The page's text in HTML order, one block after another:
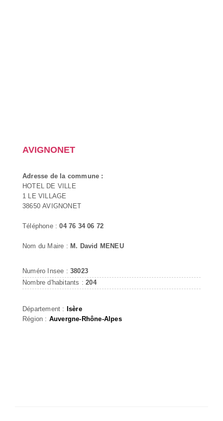
AVIGNONET
Adresse de la commune :
HOTEL DE VILLE
1 LE VILLAGE
38650 AVIGNONET
Téléphone :04 76 34 06 72
Nom du Maire : M. David MENEU
Numéro Insee : 38023
Nombre d'habitants :204
Département : Isère
Région : Auvergne-Rhône-Alpes